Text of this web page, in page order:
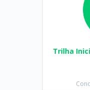
Trilha